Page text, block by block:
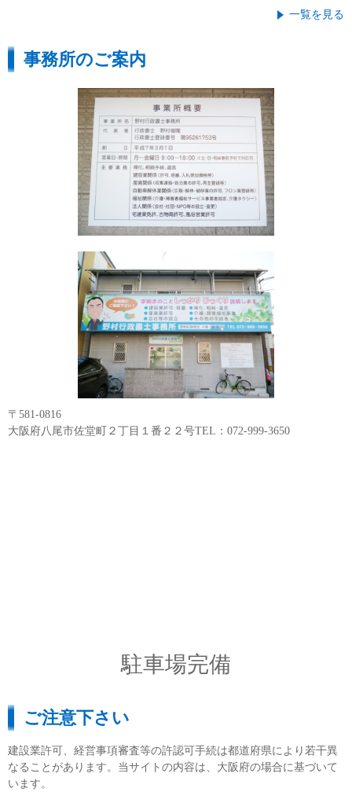
一覧を見る
事務所のご案内
〒581-0816
大阪府八尾市佐堂町２丁目１番２２号TEL：072-999-3650
駐車場完備
ご注意下さい
建設業許可、経営事項審査等の許認可手続は都道府県により若干異
なることがあります。当サイトの内容は、大阪府の場合に基づいて
います。